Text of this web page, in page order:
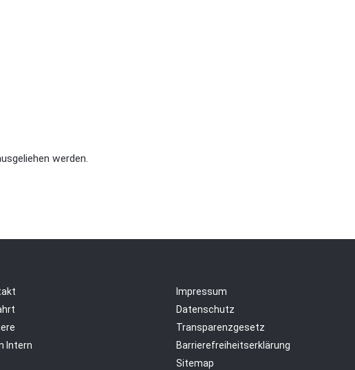
werden.
Intern
Impressum
Datenschutz
Transparenzgesetz
Barrierefreiheitserklärung
Sitemap